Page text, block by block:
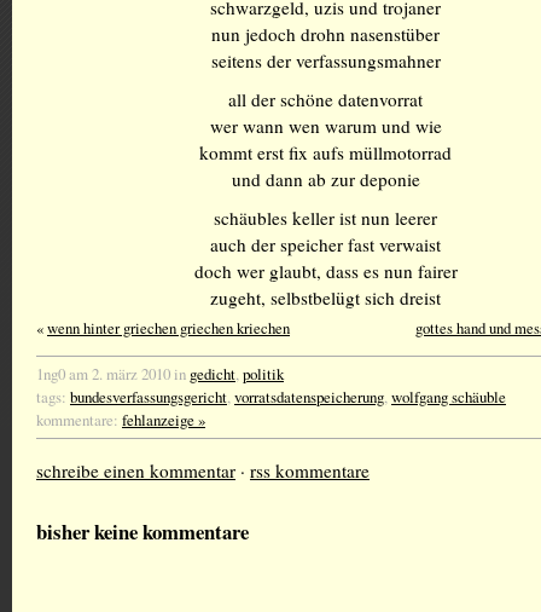
schwarzgeld, uzis und trojaner
nun jedoch drohn nasenstüber
seitens der verfassungsmahner
all der schöne datenvorrat
wer wann wen warum und wie
kommt erst fix aufs müllmotorrad
und dann ab zur deponie
schäubles keller ist nun leerer
auch der speicher fast verwaist
doch wer glaubt, dass es nun fairer
zugeht, selbstbelügt sich dreist
«wenn hinter griechen griechen kriechen gottes hand und
1ng0 am 2. märz 2010 in gedicht,politik
tags: bundesverfassungsgericht,vorratsdatenspeicherung,wolfgang schäuble
kommentare: fehlanzeige »
schreibe einen kommentar · rss kommentare
bisher keine kommentare